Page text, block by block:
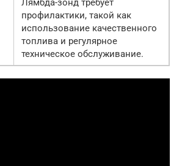
Лямбда-зонд требует
профилактики, такой как
использование качественного
топлива и регулярное
техническое обслуживание.